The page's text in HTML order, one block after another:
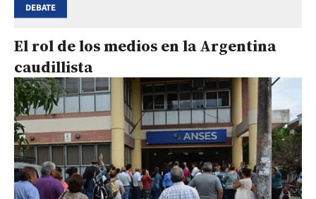
DEBATE
El rol de los medios en la Argentina
caudillista